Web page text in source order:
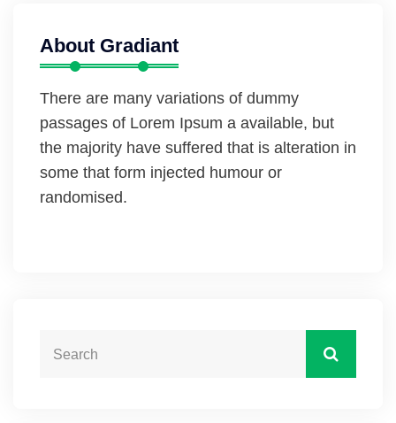
About Gradiant
There are many variations of dummy
passages of Lorem Ipsum a available, but
the majority have suffered that is alteration in
some that form injected humour or
randomised.